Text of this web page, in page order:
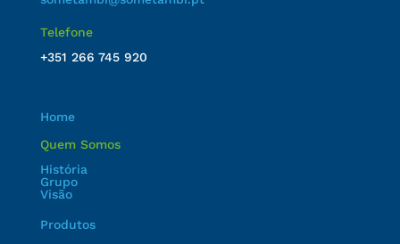
Telefone
+351 266 745 920
Home
Quem Somos
História
Grupo
Visão
Produtos